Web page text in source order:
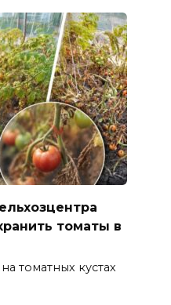
томаты в
томатных кустах